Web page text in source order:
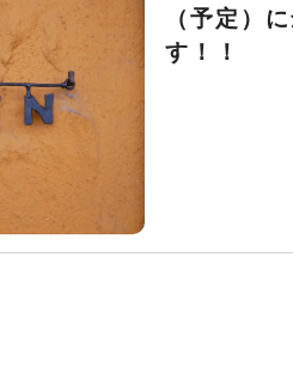
（予定）
す！！